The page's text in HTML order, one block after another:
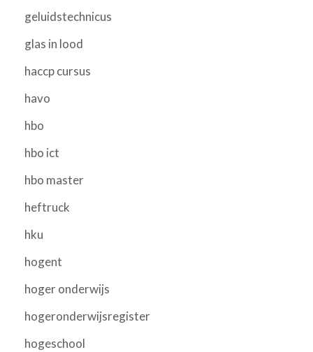
geluidstechnicus
glas in lood
haccp cursus
havo
hbo
hbo ict
hbo master
heftruck
hku
hogent
hoger onderwijs
hogeronderwijsregister
hogeschool